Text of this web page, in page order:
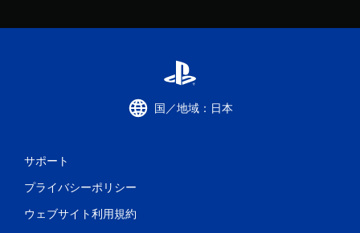
国／地域：日本
サポート
プライバシーポリシー
ウェブサイト利用規約